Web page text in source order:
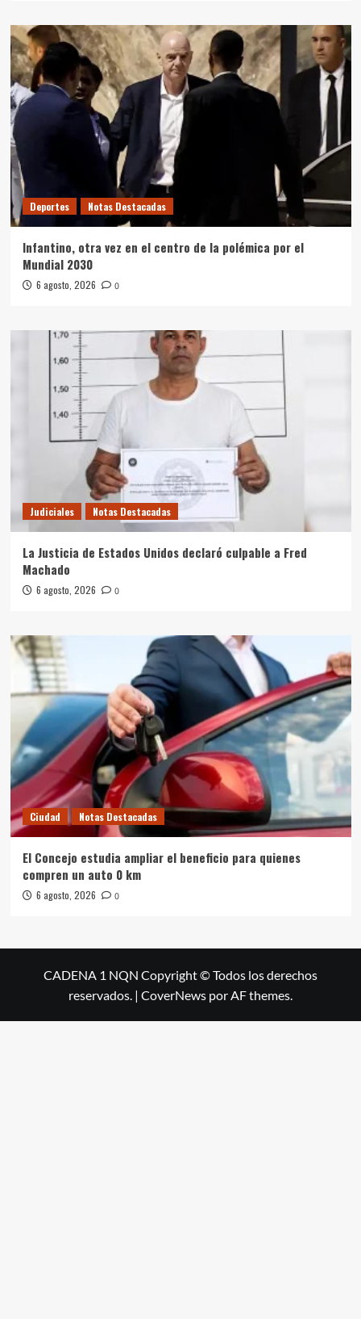
Deportes Notas Destacadas
Infantino, otra vez en el centro de la polémica por el
Mundial 2030
6 agosto, 2026 0
Judiciales Notas Destacadas
La Justicia de Estados Unidos declaró culpable a Fred
Machado
6 agosto, 2026 0
Ciudad Notas Destacadas
El Concejo estudia ampliar el beneficio para quienes
compren un auto 0 km
6 agosto, 2026 0
CADENA 1 NQN Copyright © Todos los derechos
reservados. | CoverNews por AF themes.